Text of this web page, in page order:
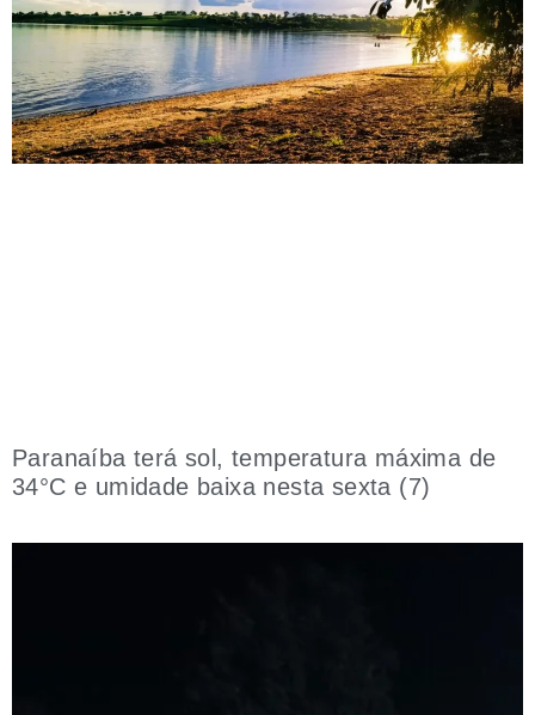
Paranaíba terá sol, temperatura máxima de
34°C e umidade baixa nesta sexta (7)